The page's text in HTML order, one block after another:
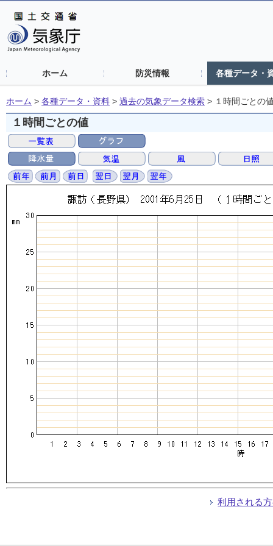
ホーム 防災情報 各種データ・
ホーム > 各種データ・資料 > 過去の気象データ検索 > １時間ごとの
１時間ごとの値
利用される